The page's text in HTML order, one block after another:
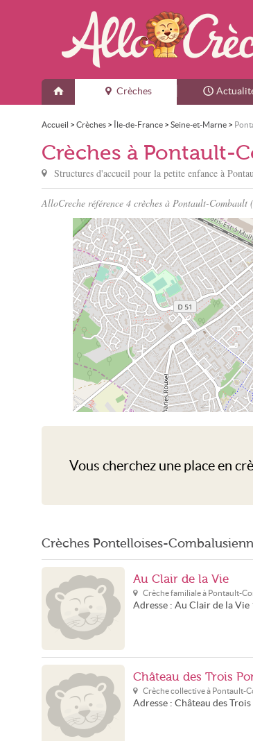
Crèches
Accueil > Crèches > Île-de-France > Seine-et-Marne >
Crèches à Pontault-
Structures d'accueil pour la petite enfance à
AlloCreche référence 4 crèches à Pontault-Combault
Vous cherchez une place en
Crèches Pontelloises-
Au Clair de la Vie
Crèche familiale à Pontault-
Adresse : Au Clair de la Vie
Château des Trois
Crèche collective à Pontault-
Adresse : Château des Trois